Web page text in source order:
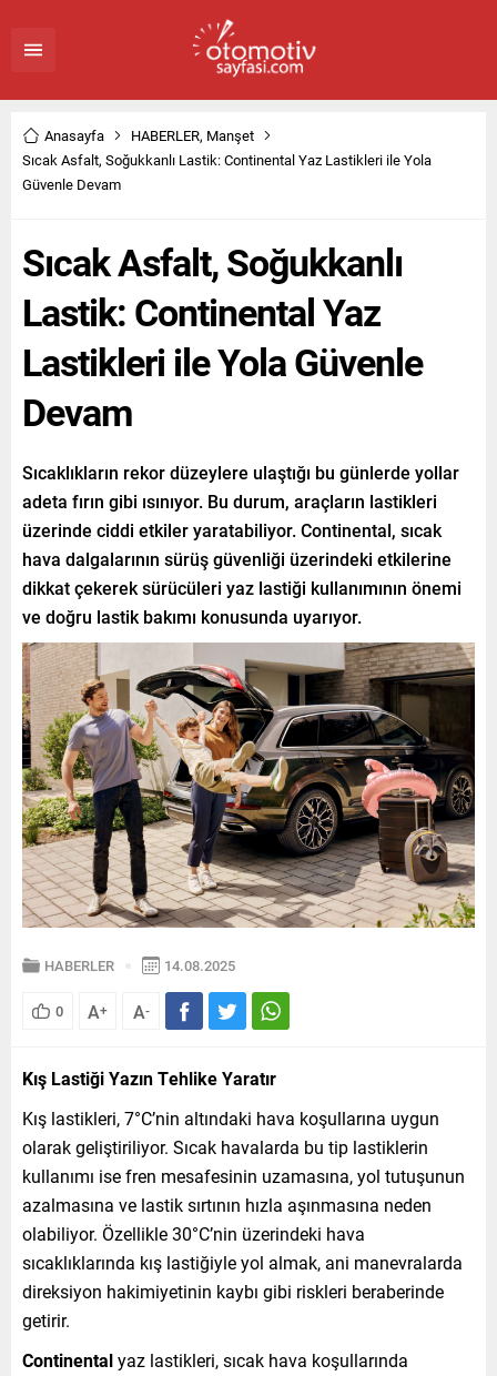
Anasayfa HABERLER, Manşet
Sıcak Asfalt, Soğukkanlı Lastik: Continental Yaz Lastikleri ile Yola
Güvenle Devam
Sıcak Asfalt, Soğukkanlı
Lastik: Continental Yaz
Lastikleri ile Yola Güvenle
Devam
Sıcaklıkların rekor düzeylere ulaştığı bu günlerde yollar
adeta fırın gibi ısınıyor. Bu durum, araçların lastikleri
üzerinde ciddi etkiler yaratabiliyor. Continental, sıcak
hava dalgalarının sürüş güvenliği üzerindeki etkilerine
dikkat çekerek sürücüleri yaz lastiği kullanımının önemi
ve doğru lastik bakımı konusunda uyarıyor.
HABERLER 14.08.2025
0 A+ A-
Kış Lastiği Yazın Tehlike Yaratır
Kış lastikleri, 7°C’nin altındaki hava koşullarına uygun
olarak geliştiriliyor. Sıcak havalarda bu tip lastiklerin
kullanımı ise fren mesafesinin uzamasına, yol tutuşunun
azalmasına ve lastik sırtının hızla aşınmasına neden
olabiliyor. Özellikle 30°C’nin üzerindeki hava
sıcaklıklarında kış lastiğiyle yol almak, ani manevralarda
direksiyon hakimiyetinin kaybı gibi riskleri beraberinde
getirir.
Continentalyaz lastikleri, sıcak hava koşullarında